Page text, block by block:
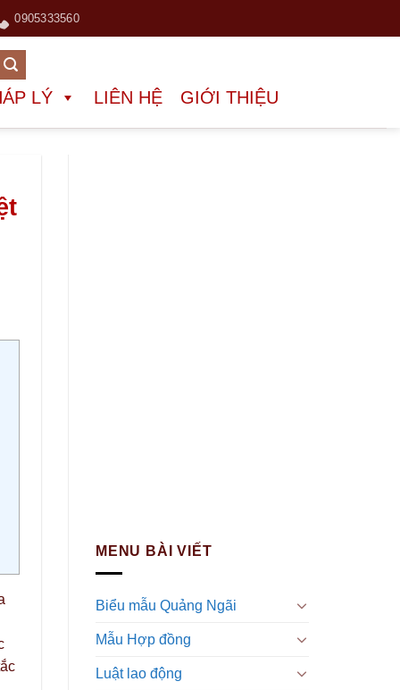
0905333560
LÝ LIÊN HỆ GIỚI THIỆU
MENU BÀI VIẾT
Biểu mẫu Quảng Ngãi
Mẫu Hợp đồng
Luật lao động